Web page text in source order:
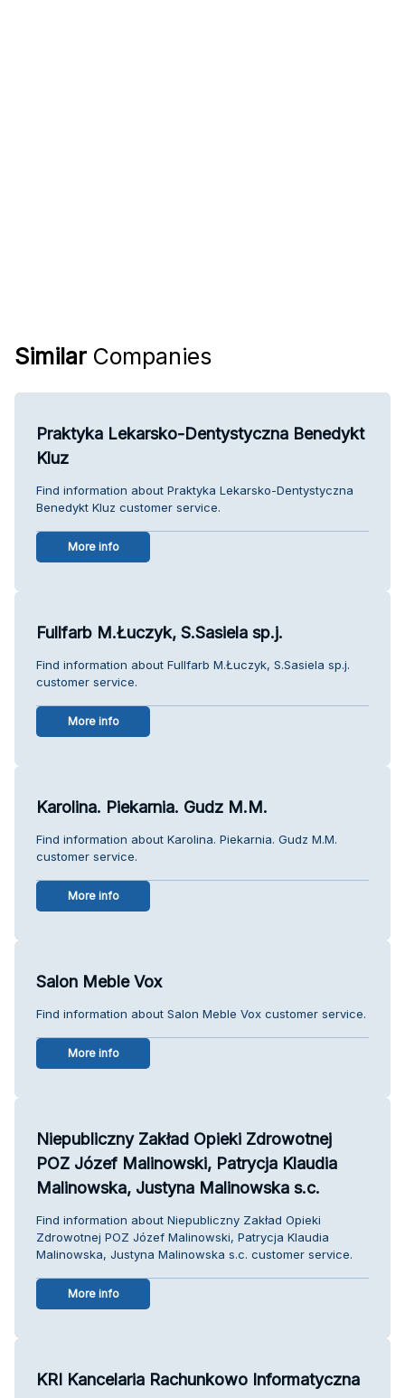
Similar Companies
Praktyka Lekarsko-Dentystyczna Benedykt
Kluz
Find information about Praktyka Lekarsko-Dentystyczna
Benedykt Kluz customer service.
More info
Fullfarb M.Łuczyk, S.Sasiela sp.j.
Find information about Fullfarb M.Łuczyk, S.Sasiela sp.j.
customer service.
More info
Karolina. Piekarnia. Gudz M.M.
Find information about Karolina. Piekarnia. Gudz M.M.
customer service.
More info
Salon Meble Vox
Find information about Salon Meble Vox customer service.
More info
Niepubliczny Zakład Opieki Zdrowotnej
POZ Józef Malinowski, Patrycja Klaudia
Malinowska, Justyna Malinowska s.c.
Find information about Niepubliczny Zakład Opieki
Zdrowotnej POZ Józef Malinowski, Patrycja Klaudia
Malinowska, Justyna Malinowska s.c. customer service.
More info
KRI Kancelaria Rachunkowo Informatyczna